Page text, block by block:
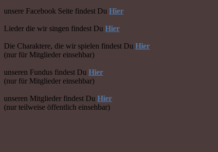
unsere Facebook Seite findest Du Hier
Lieder die wir singen findest Du Hier
Die Charaktere, die wir spielen findest Du Hier
(nur für Mitglieder einsehbar)
unseren Fundus findest Du Hier
(nur für Mitglieder einsehbar)
unseren Mitglieder findest Du Hier
(nur teilweise öffentlich einsehbar)